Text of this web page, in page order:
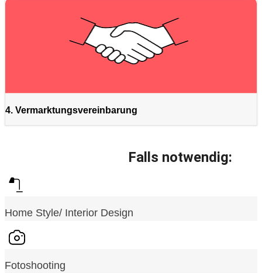
4. Vermarktungsvereinbarung
Falls notwendig:
Home Style/ Interior Design
Fotoshooting